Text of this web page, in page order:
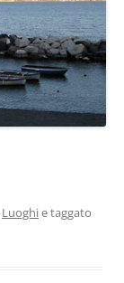
Luoghie taggato